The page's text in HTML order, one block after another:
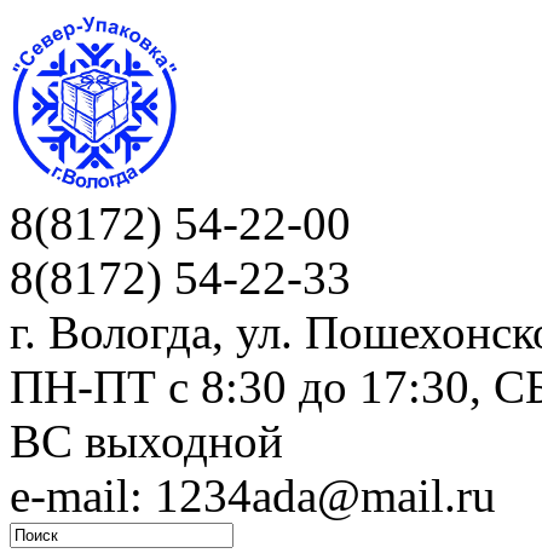
8(8172) 54-22-00
8(8172) 54-22-33
г. Вологда, ул.
ПН-ПТ c 8:30 до 17:30,
ВС выходной
e-mail: 1234ada@mail.ru